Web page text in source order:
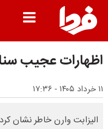
اظهارات عجیب
۱۱ خرداد ۱۴۰۵ - ۱۷:۳۶
الیزابت وارن خاطر نشان